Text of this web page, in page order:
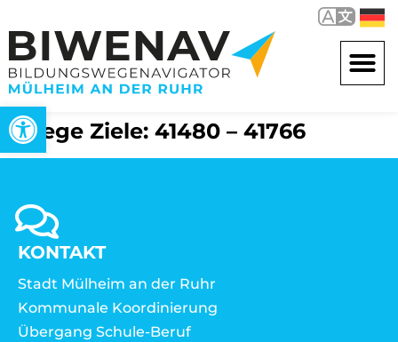
Open toolbar
Wege Ziele: 41480 – 41766
KONTAKT
Stadt Mülheim an der Ruhr
Kommunale Koordinierung
Übergang Schule-Beruf